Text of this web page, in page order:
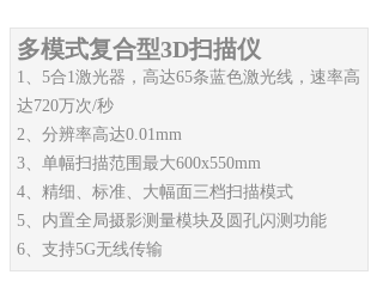
多模式复合型3D扫描仪
1、5合1激光器，高达65条蓝色激光线，速率高
达720万次/秒
2、分辨率高达0.01mm
3、单幅扫描范围最大600x550mm
4、精细、标准、大幅面三档扫描模式
5、内置全局摄影测量模块及圆孔闪测功能
6、支持5G无线传输